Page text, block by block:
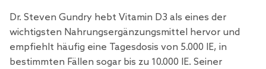
Dr. Steven Gundry hebt Vitamin D3 als eines der
wichtigsten Nahrungsergänzungsmittel hervor und
empfiehlt häufig eine Tagesdosis von 5.000 IE, in
bestimmten Fällen sogar bis zu 10.000 IE. Seiner